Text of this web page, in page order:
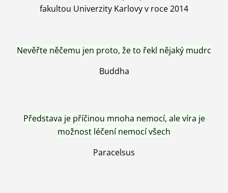
fakultou Univerzity Karlovy v roce 2014
Nevěřte něčemu jen proto, že to řekl nějaký mudrc
Buddha
Představa je příčinou mnoha nemocí, ale víra je
možnost léčení nemocí všech
Paracelsus